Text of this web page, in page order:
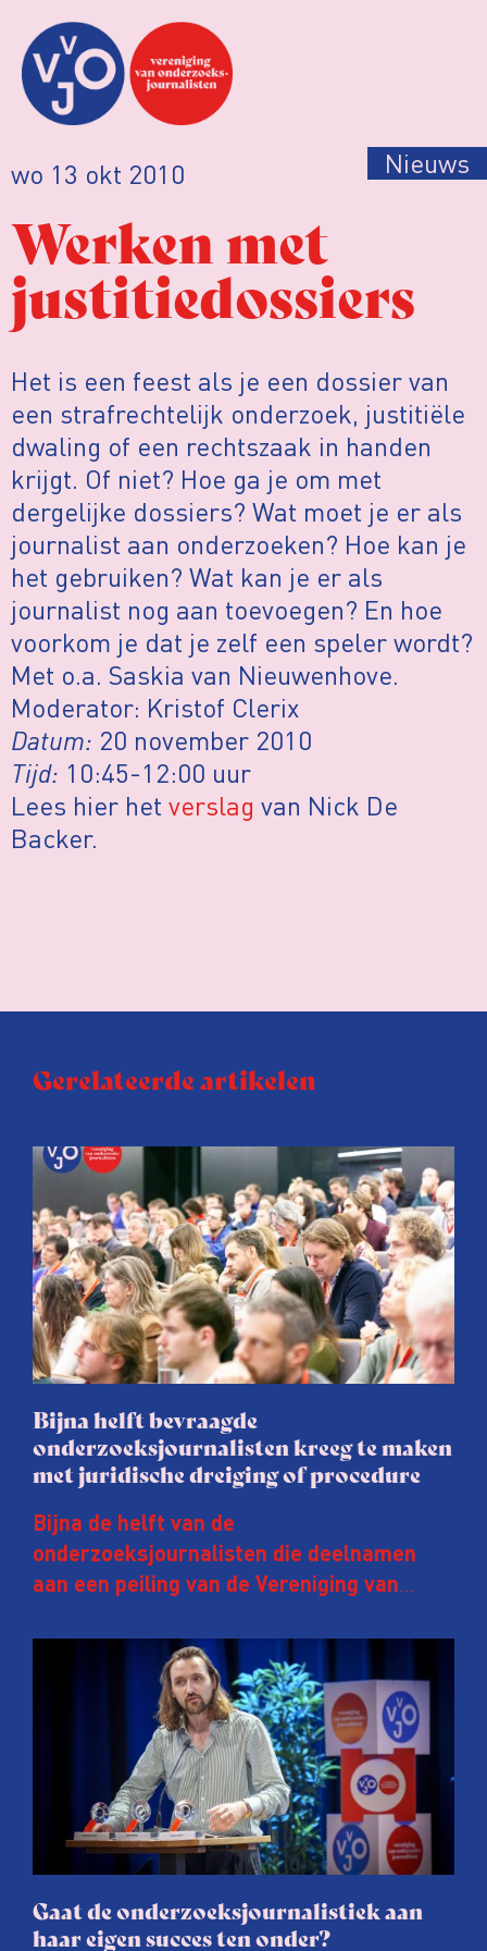
wo 13 okt 2010 Nieuws
Werken met
justitiedossiers
Het is een feest als je een dossier van
een strafrechtelijk onderzoek, justitiële
dwaling of een rechtszaak in handen
krijgt. Of niet? Hoe ga je om met
dergelijke dossiers? Wat moet je er als
journalist aan onderzoeken? Hoe kan je
het gebruiken? Wat kan je er als
journalist nog aan toevoegen? En hoe
voorkom je dat je zelf een speler wordt?
Met o.a. Saskia van Nieuwenhove.
Moderator: Kristof Clerix
Datum: 20 november 2010
Tijd: 10:45-12:00 uur
Lees hier het verslag van Nick De
Backer.
Gerelateerde artikelen
Bijna helft bevraagde
onderzoeksjournalisten kreeg te maken
met juridische dreiging of procedure
Bijna de helft van de
onderzoeksjournalisten die deelnamen
aan een peiling van de Vereniging van
afgelopen twee jaar te maken met
juridische dreiging of een juridische
procedure rond het eigen werk. Dat kost
journalisten tijd, ook ervaren zij stress en
soms worden publicaties aangepast of
gaat de hele publicatie zelfs niet door.
Gaat de onderzoeksjournalistiek aan
haar eigen succes ten onder?